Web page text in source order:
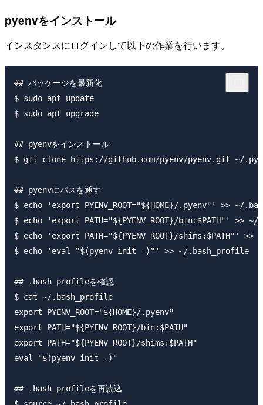
pyenvをインストール
インスタンスにログインして以下の作業を行います。
## パッケージを最新化
$ sudo apt update
$ sudo apt upgrade
## pyenvをインストール
$ git clone https://github.com/pyenv/pyenv.git ~/
## pyenvにパスを通す
$ echo 'export PYENV_ROOT="${HOME}/.pyenv"' >> ~/
$ echo 'export PATH="${PYENV_ROOT}/bin:$PATH"' >>
$ echo 'export PATH="${PYENV_ROOT}/shims:$PATH"'
$ echo 'eval "$(pyenv init -)"' >> ~/.bash_profile
## .bash_profileを確認
$ cat ~/.bash_profile
export PYENV_ROOT="${HOME}/.pyenv"
export PATH="${PYENV_ROOT}/bin:$PATH"
export PATH="${PYENV_ROOT}/shims:$PATH"
eval "$(pyenv init -)"
## .bash_profileを再読込